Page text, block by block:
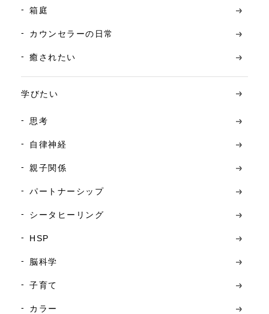
箱庭
カウンセラーの日常
癒されたい
学びたい
思考
自律神経
親子関係
パートナーシップ
シータヒーリング
HSP
脳科学
子育て
カラー